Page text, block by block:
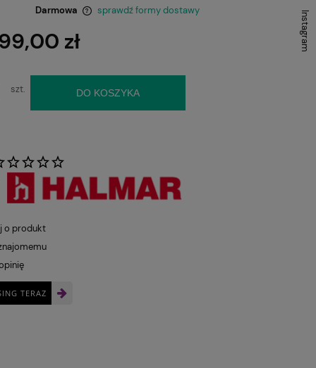
Darmowa
kosztów
sprawdź formy dostawy
zł
szt. DO KOSZYKA
o produkt
TERAZ
Instagram